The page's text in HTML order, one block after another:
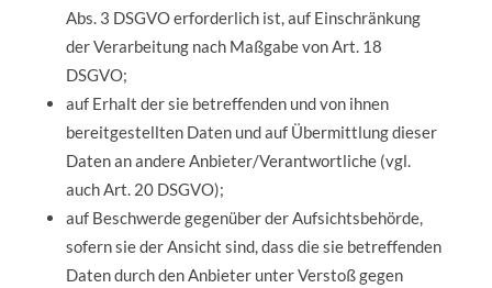
Abs. 3 DSGVO erforderlich ist, auf Einschränkung
der Verarbeitung nach Maßgabe von Art. 18
DSGVO;
auf Erhalt der sie betreffenden und von ihnen
bereitgestellten Daten und auf Übermittlung dieser
Daten an andere Anbieter/Verantwortliche (vgl.
auch Art. 20 DSGVO);
auf Beschwerde gegenüber der Aufsichtsbehörde,
sofern sie der Ansicht sind, dass die sie betreffenden
Daten durch den Anbieter unter Verstoß gegen